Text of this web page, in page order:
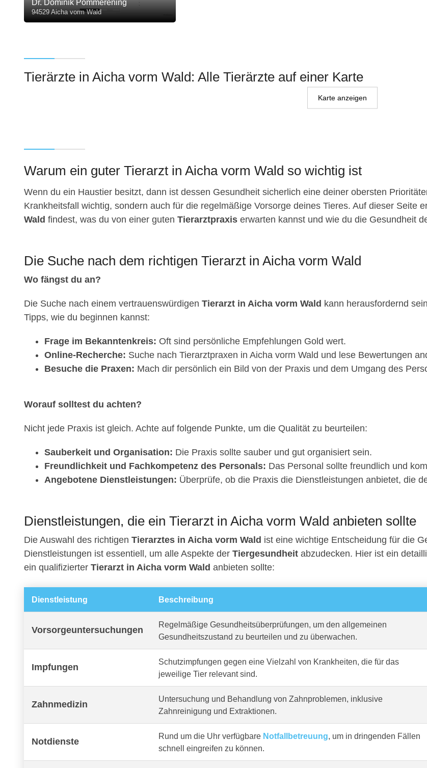
Dr. Dominik Pommerening
94529 Aicha vorm Wald
Tierärzte in Aicha vorm Wald: Alle Tierärzte auf einer Karte
Karte anzeigen
Warum ein guter Tierarzt in Aicha vorm Wald so wichtig ist
Wenn du ein Haustier besitzt, dann ist dessen Gesundheit sicherlich eine deiner obersten
Krankheitsfall wichtig, sondern auch für die regelmäßige Vorsorge deines Tieres. Auf dieser Seite
Wald findest, was du von einer guten Tierarztpraxis erwarten kannst und wie du die Gesundheit
Die Suche nach dem richtigen Tierarzt in Aicha vorm Wald
Wo fängst du an?
Die Suche nach einem vertrauenswürdigen Tierarzt in Aicha vorm Wald kann herausfordernd
Tipps, wie du beginnen kannst:
Frage im Bekanntenkreis: Oft sind persönliche Empfehlungen Gold wert.
Online-Recherche: Suche nach Tierarztpraxen in Aicha vorm Wald und lese Bewertungen
Besuche die Praxen: Mach dir persönlich ein Bild von der Praxis und dem Umgang des
Worauf solltest du achten?
Nicht jede Praxis ist gleich. Achte auf folgende Punkte, um die Qualität zu beurteilen:
Sauberkeit und Organisation: Die Praxis sollte sauber und gut organisiert sein.
Freundlichkeit und Fachkompetenz des Personals: Das Personal sollte freundlich und
Angebotene Dienstleistungen: Überprüfe, ob die Praxis die Dienstleistungen anbietet, die
Dienstleistungen, die ein Tierarzt in Aicha vorm Wald anbieten sollte
Die Auswahl des richtigen Tierarztes in Aicha vorm Wald ist eine wichtige Entscheidung für die
Dienstleistungen ist essentiell, um alle Aspekte der Tiergesundheit abzudecken. Hier ist ein
ein qualifizierter Tierarzt in Aicha vorm Wald anbieten sollte:
Dienstleistung Beschreibung
Vorsorgeuntersuchungen
Regelmäßige Gesundheitsüberprüfungen, um den allgemeinen
Gesundheitszustand zu beurteilen und zu überwachen.
Impfungen
Schutzimpfungen gegen eine Vielzahl von Krankheiten, die für das
jeweilige Tier relevant sind.
Zahnmedizin
Untersuchung und Behandlung von Zahnproblemen, inklusive
Zahnreinigung und Extraktionen.
Notdienste
Rund um die Uhr verfügbare Notfallbetreuung, um in dringenden Fällen
schnell eingreifen zu können.